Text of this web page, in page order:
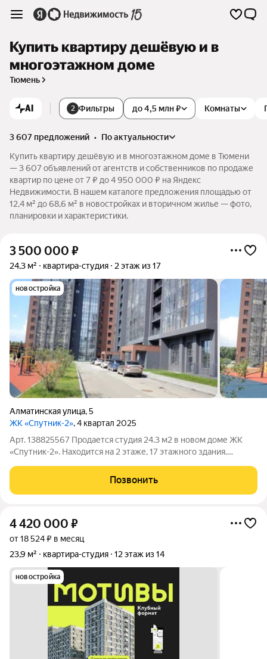
Купить квартиру дешёвую и в
многоэтажном доме
Тюмень
AI 2 Фильтры Комнаты
до 4,5 млн ₽
3 607 предложений •
по актуальности
Купить квартиру дешёвую и в многоэтажном доме в Тюмени
— 3 607 объявлений от агентств и собственников по продаже
квартир по цене от 7 ₽ до 4 950 000 ₽ на Яндекс
Недвижимости. В нашем каталоге предложения площадью от
12,4 м² до 68,6 м² в новостройках и вторичном жилье — фото,
планировки и характеристики.
3 500 000 ₽
24,3 м² квартира-студия 2 этаж из 17
новостройка
Алматинская улица,5
ЖК «Спутник-2», 4 квартал 2025
Арт. 138825567 Продается студия 24.3 м2 в новом доме ЖК
«Спутник-2». Находится на 2 этаже, 17 этажного здания.
комнатой, в черновой отделке. При желание есть
возможность сделать чистовой ремонт из
Позвонить
4 420 000 ₽
от 18 524 ₽ в месяц
23,9 м²
квартира-студия 12 этаж из 14
новостройка